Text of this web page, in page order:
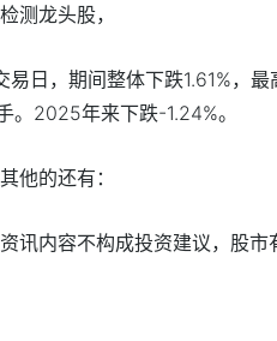
测龙头股，
易日，期间整体下跌1.61%，
。2025年来下跌-1.24%。
他的还有：
讯内容不构成投资建议，股